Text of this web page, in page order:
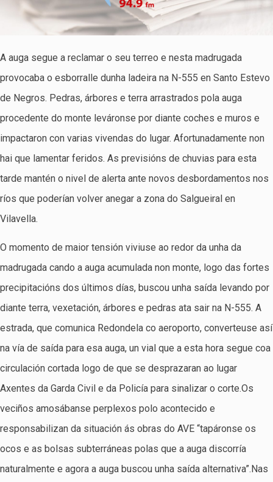
A auga segue a reclamar o seu terreo e nesta madrugada
provocaba o esborralle dunha ladeira na N-555 en Santo Estevo
de Negros. Pedras, árbores e terra arrastrados pola auga
procedente do monte leváronse por diante coches e muros e
impactaron con varias vivendas do lugar. Afortunadamente non
hai que lamentar feridos. As previsións de chuvias para esta
tarde mantén o nivel de alerta ante novos desbordamentos nos
ríos que poderían volver anegar a zona do Salgueiral en
Vilavella.
O momento de maior tensión viviuse ao redor da unha da
madrugada cando a auga acumulada non monte, logo das fortes
precipitacións dos últimos días, buscou unha saída levando por
diante terra, vexetación, árbores e pedras ata sair na N-555. A
estrada, que comunica Redondela co aeroporto, converteuse así
na vía de saída para esa auga, un vial que a esta hora segue coa
circulación cortada logo de que se desprazaran ao lugar
Axentes da Garda Civil e da Policía para sinalizar o corte.Os
veciños amosábanse perplexos polo acontecido e
responsabilizan da situación ás obras do AVE “tapáronse os
ocos e as bolsas subterráneas polas que a auga discorría
naturalmente e agora a auga buscou unha saída alternativa”.Nas